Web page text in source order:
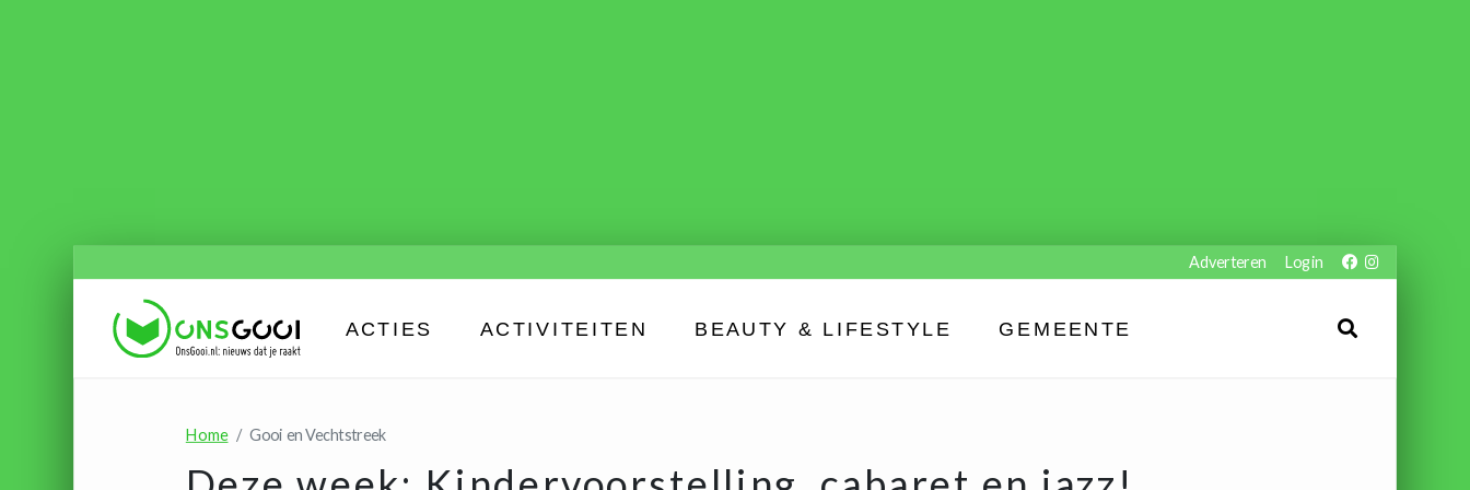
Adverteren Login
ACTIES ACTIVITEITEN BEAUTY & LIFESTYLE GEMEENTE
Home Gooi en Vechtstreek